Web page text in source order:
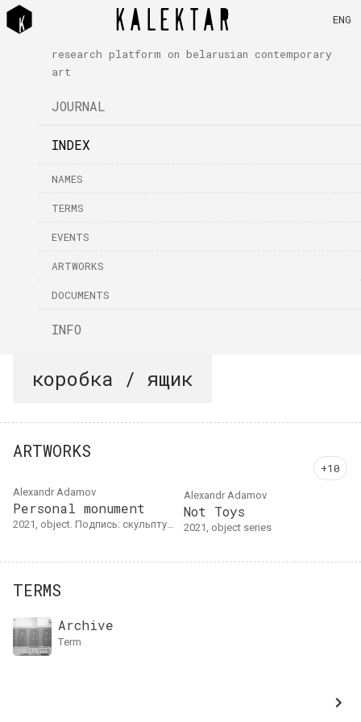
research platform on belarusian contemporary
art
JOURNAL
INDEX
NAMES
TERMS
EVENTS
ARTWORKS
DOCUMENTS
INFO
ENG
коробка / ящик
ARTWORKS
Alexandr Adamov
Personal monument
2021, object. Подпись: скульптура-трансформер из акции Михаила Гулина "Персональный монумент", из серии Не игрушек Александра Адамова, размер 1:10. Картон, дерево, акрил, цифровая печать
Alexandr Adamov
Not Toys
2021, object series
TERMS
Archive
term